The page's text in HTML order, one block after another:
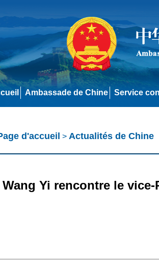
Ambassade de Chine Service
d'accueil > Actualités de Chine
Wang Yi rencontre le